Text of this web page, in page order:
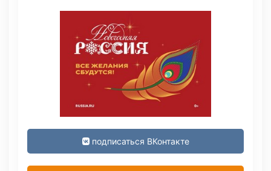
подписаться ВКонтакте